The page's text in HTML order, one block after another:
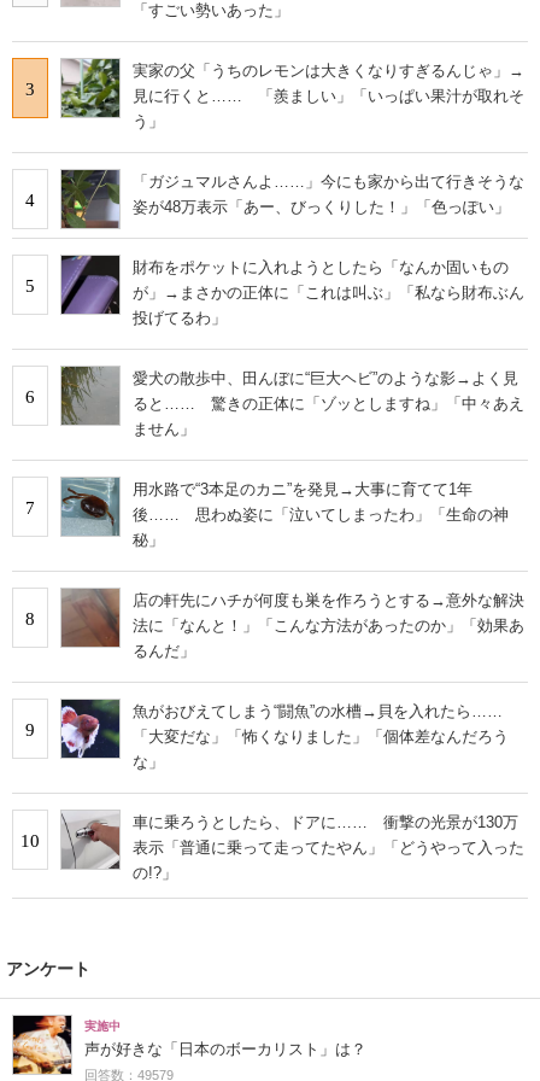
「すごい勢いあった」
3
実家の父「うちのレモンは大きくなりすぎるんじゃ」→
見に行くと…… 「羨ましい」「いっぱい果汁が取れそ
う」
4
「ガジュマルさんよ……」今にも家から出て行きそうな
姿が48万表示「あー、びっくりした！」「色っぽい」
5
財布をポケットに入れようとしたら「なんか固いもの
が」→まさかの正体に「これは叫ぶ」「私なら財布ぶん
投げてるわ」
6
愛犬の散歩中、田んぼに“巨大ヘビ”のような影→よく見
ると…… 驚きの正体に「ゾッとしますね」「中々あえ
ません」
7
用水路で“3本足のカニ”を発見→大事に育てて1年
後…… 思わぬ姿に「泣いてしまったわ」「生命の神
秘」
8
店の軒先にハチが何度も巣を作ろうとする→意外な解決
法に「なんと！」「こんな方法があったのか」「効果あ
るんだ」
9
魚がおびえてしまう“闘魚”の水槽→貝を入れたら……
「大変だな」「怖くなりました」「個体差なんだろう
な」
10
車に乗ろうとしたら、ドアに…… 衝撃の光景が130万
表示「普通に乗って走ってたやん」「どうやって入った
の!?」
アンケート
実施中
声が好きな「日本のボーカリスト」は？
回答数：49579